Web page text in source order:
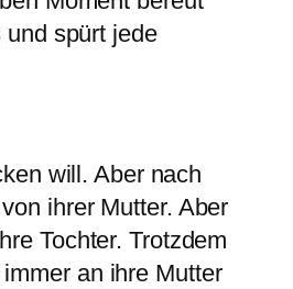
spürt jede
will. Aber nach
ihrer Mutter. Aber
Tochter. Trotzdem
an ihre Mutter